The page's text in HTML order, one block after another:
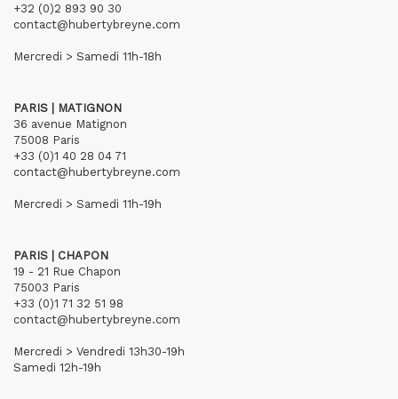
+32 (0)2 893 90 30
contact@hubertybreyne.com
Mercredi > Samedi 11h-18h
PARIS | MATIGNON
36 avenue Matignon
75008 Paris
+33 (0)1 40 28 04 71
contact@hubertybreyne.com
Mercredi > Samedi 11h-19h
PARIS | CHAPON
19 - 21 Rue Chapon
75003 Paris
+33 (0)1 71 32 51 98
contact@hubertybreyne.com
Mercredi > Vendredi 13h30-19h
Samedi 12h-19h